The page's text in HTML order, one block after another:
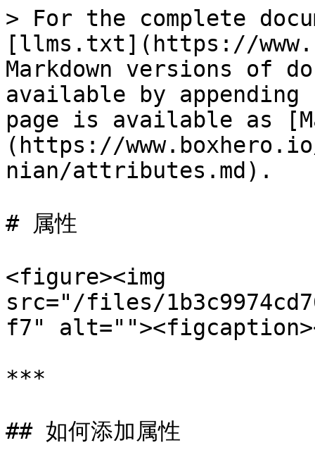
> For the complete
[llms.txt](https://
Markdown versions of
available by
page is available as
(https://
nian/attributes.md).
# 属性
<figure><img
src="/files/
f7"
***
## 如何添加属性